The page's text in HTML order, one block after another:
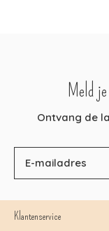
Meld
Ontvang de
Klantenservice